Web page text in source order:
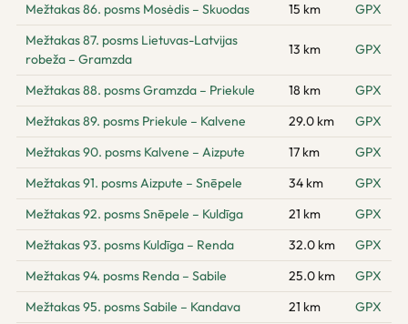
Mežtakas 86. posms Mosėdis – Skuodas
15 km
GPX
Mežtakas 87. posms Lietuvas-Latvijas
robeža – Gramzda
13 km GPX
Mežtakas 88. posms Gramzda – Priekule 18 km
GPX
Mežtakas 89. posms Priekule – Kalvene
29.0 km
GPX
Mežtakas 90. posms Kalvene – Aizpute
17 km
GPX
Mežtakas 91. posms Aizpute – Snēpele
34 km
GPX
Mežtakas 92. posms Snēpele – Kuldīga
21 km
GPX
Mežtakas 93. posms Kuldīga – Renda
32.0 km
GPX
Mežtakas 94. posms Renda – Sabile
25.0 km
GPX
Mežtakas 95. posms Sabile – Kandava
21 km
GPX